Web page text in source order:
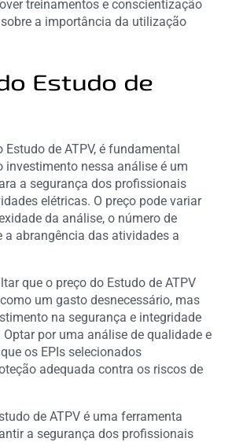
treinamentos e conscientização
a importância da utilização
Estudo de
Estudo de ATPV, é fundamental
investimento nessa análise é um
a segurança dos profissionais
elétricas. O preço pode variar
da análise, o número de
a abrangência das atividades a
que o preço do Estudo de ATPV
um gasto desnecessário, mas
na segurança e integridade
por uma análise de qualidade e
os EPIs selecionados
adequada contra os riscos de
de ATPV é uma ferramenta
a segurança dos profissionais